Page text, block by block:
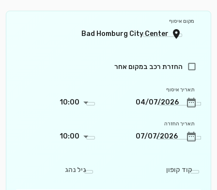
מקום איסוף
החזרת רכב במקום אחר
תאריך איסוף
10:00
תאריך החזרה
10:00
קוד קופון גיל נהג